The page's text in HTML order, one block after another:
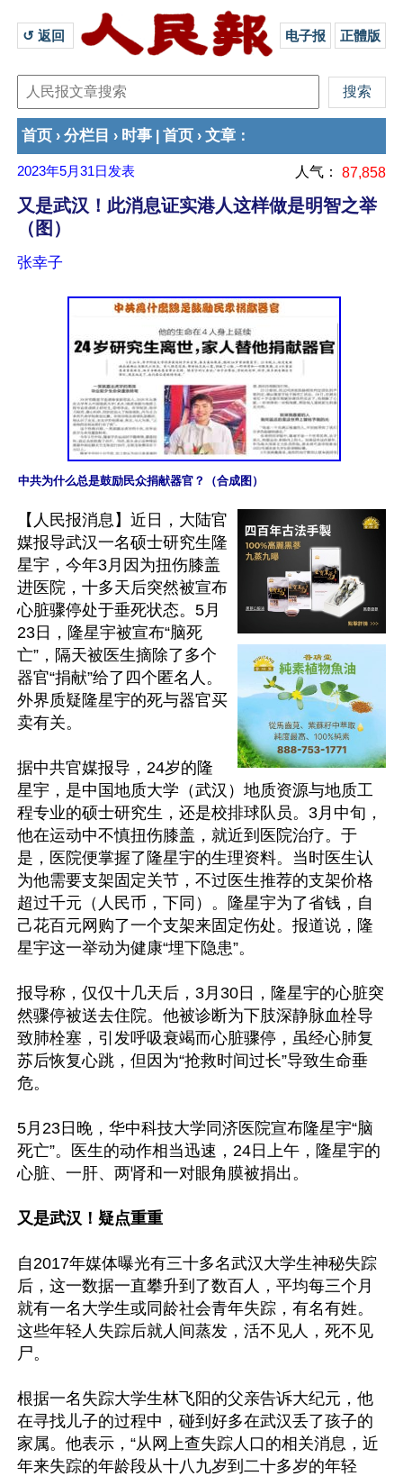
↺ 返回 电子报 正體版
首页 › 分栏目 › 时事 首页 › 文章 ：
2023年5月31日 发表 人气： 87,858
又是武汉！此消息证实港人这样做是明智之举
（图）
张幸子
中共为什么总是鼓励民众捐献器官？（合成图）
【人民报消息】近日，大陆官
媒报导武汉一名硕士研究生隆
星宇，今年3月因为扭伤膝盖
进医院，十多天后突然被宣布
心脏骤停处于垂死状态。5月
23日，隆星宇被宣布“脑死
亡”，隔天被医生摘除了多个
器官“捐献”给了四个匿名人。
外界质疑隆星宇的死与器官买
卖有关。
据中共官媒报导，24岁的隆
星宇，是中国地质大学（武汉）地质资源与地质工
程专业的硕士研究生，还是校排球队员。3月中旬，
他在运动中不慎扭伤膝盖，就近到医院治疗。于
是，医院便掌握了隆星宇的生理资料。当时医生认
为他需要支架固定关节，不过医生推荐的支架价格
超过千元（人民币，下同）。隆星宇为了省钱，自
己花百元网购了一个支架来固定伤处。报道说，隆
星宇这一举动为健康“埋下隐患”。
报导称，仅仅十几天后，3月30日，隆星宇的心脏突
然骤停被送去住院。他被诊断为下肢深静脉血栓导
致肺栓塞，引发呼吸衰竭而心脏骤停，虽经心肺复
苏后恢复心跳，但因为“抢救时间过长”导致生命垂
危。
5月23日晚，华中科技大学同济医院宣布隆星宇“脑
死亡”。医生的动作相当迅速，24日上午，隆星宇的
心脏、一肝、两肾和一对眼角膜被捐出。
又是武汉！疑点重重
自2017年媒体曝光有三十多名武汉大学生神秘失踪
后，这一数据一直攀升到了数百人，平均每三个月
就有一名大学生或同龄社会青年失踪，有名有姓。
这些年轻人失踪后就人间蒸发，活不见人，死不见
尸。
根据一名失踪大学生林飞阳的父亲告诉大纪元，他
在寻找儿子的过程中，碰到好多在武汉丢了孩子的
家属。他表示，“从网上查失踪人口的相关消息，近
年来失踪的年龄段从十八九岁到二十多岁的年轻